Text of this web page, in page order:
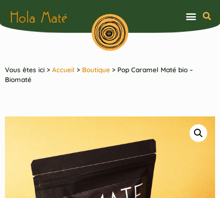
Hola Maté
Vous êtes ici > Accueil > Boutique > Pop Caramel Maté bio –
Biomaté